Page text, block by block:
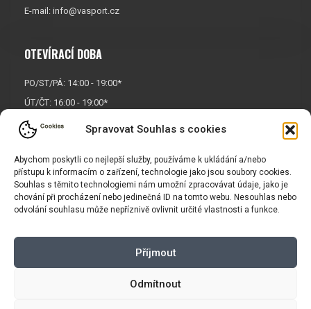
Spravovat Souhlas s cookies
Abychom poskytli co nejlepší služby, používáme k ukládání a/nebo
přístupu k informacím o zařízení, technologie jako jsou soubory cookies.
Souhlas s těmito technologiemi nám umožní zpracovávat údaje, jako je
chování při procházení nebo jedinečná ID na tomto webu. Nesouhlas nebo
odvolání souhlasu může nepříznivě ovlivnit určité vlastnosti a funkce.
Příjmout
Odmítnout
E-mail: info@vasport.cz
OTEVÍRACÍ DOBA
PO/ST/PÁ: 14:00 - 19:00*
ÚT/ČT: 16:00 - 19:00*
Sobota: 9:00 - 17:00*
Neděle:
* Říjen, listopad a prosinec
OTEVŘENO POUZE
PO/ST/PÁ